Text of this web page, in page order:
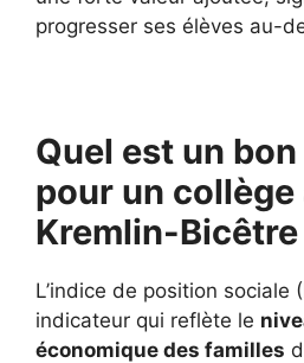
progresser ses élèves au-
Quel est un
pour un collège
Kremlin-Bicêtre
L’indice de position sociale
indicateur qui reflète le
économique des familles